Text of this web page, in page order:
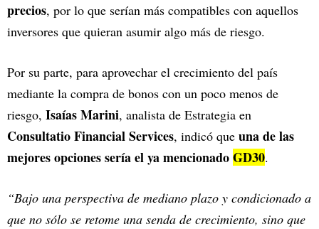
precios, por lo que serían más compatibles con aquellos
inversores que quieran asumir algo más de riesgo.
Por su parte, para aprovechar el crecimiento del país
mediante la compra de bonos con un poco menos de
riesgo, Isaías Marini, analista de Estrategia en
Consultatio Financial Services, indicó que una de las
mejores opciones sería el ya mencionadoGD30.
“Bajo una perspectiva de mediano plazo y condicionado a
que no sólo se retome una senda de crecimiento, sino que